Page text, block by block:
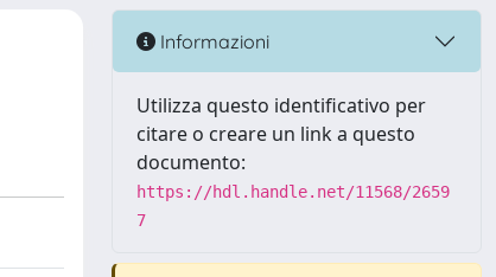
Informazioni
Utilizza questo identificativo per
citare o creare un link a questo
documento:
https://hdl.handle.net/11568/2659
7